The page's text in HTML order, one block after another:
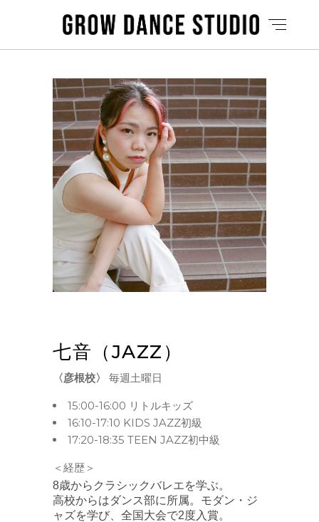
七音（JAZZ）
〈彦根校〉 毎週土曜日
15:00-16:00 リトルキッズ
16:10-17:10 KIDS JAZZ初級
17:20-18:35 TEEN JAZZ初中級
＜経歴＞
8歳からクラシックバレエを学ぶ。
高校からはダンス部に所属。モダン・ジ
ャズを学び、全国大会で2度入賞。